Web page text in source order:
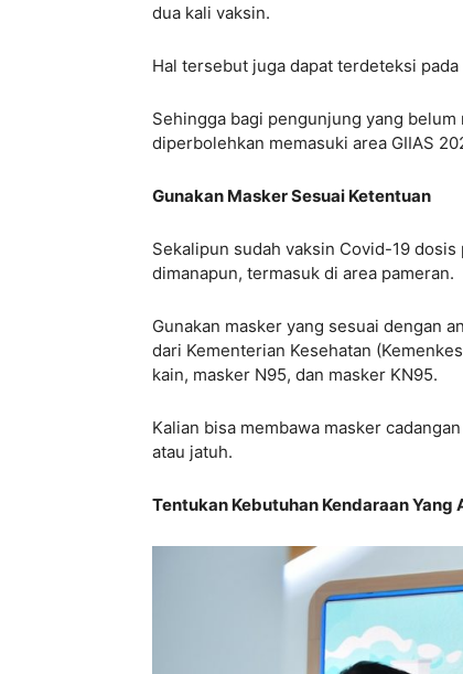
dua kali vaksin.
Hal tersebut juga dapat terdeteksi
Sehingga bagi pengunjung yang
diperbolehkan memasuki area GIIAS
Gunakan Masker Sesuai Ketentuan
Sekalipun sudah vaksin Covid-19
dimanapun, termasuk di area pameran.
Gunakan masker yang sesuai dengan
dari Kementerian Kesehatan
kain, masker N95, dan masker KN95.
Kalian bisa membawa masker
atau jatuh.
Tentukan Kebutuhan Kendaraan